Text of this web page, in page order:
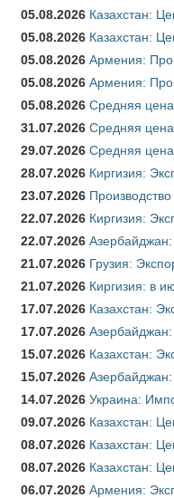
05.08.2026 Казахстан:
05.08.2026 Казахстан:
05.08.2026 Армения:
05.08.2026 Армения:
05.08.2026 Средняя
31.07.2026 Средняя
29.07.2026 Средняя
28.07.2026 Киргизия:
23.07.2026
22.07.2026 Киргизия:
22.07.2026
21.07.2026 Грузия:
21.07.2026 Киргизия: в
17.07.2026 Казахстан:
17.07.2026
15.07.2026 Казахстан:
15.07.2026
14.07.2026 Украина:
09.07.2026 Казахстан:
08.07.2026 Казахстан:
08.07.2026 Казахстан:
06.07.2026 Армения: